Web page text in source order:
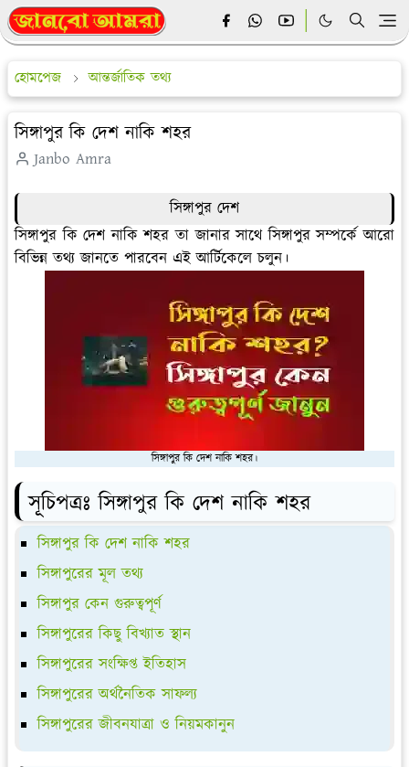
হোমপেজ আন্তর্জাতিক তথ্য
সিঙ্গাপুর কি দেশ নাকি শহর
Janbo Amra
সিঙ্গাপুর দেশ
সিঙ্গাপুর কি দেশ নাকি শহর তা জানার সাথে সিঙ্গাপুর সম্পর্কে আরো
বিভিন্ন তথ্য জানতে পারবেন এই আর্টিকেলে চলুন।
সিঙ্গাপুর কি দেশ নাকি শহর।
সূচিপত্রঃ সিঙ্গাপুর কি দেশ নাকি শহর
সিঙ্গাপুর কি দেশ নাকি শহর
সিঙ্গাপুরের মূল তথ্য
সিঙ্গাপুর কেন গুরুত্বপূর্ণ
সিঙ্গাপুরের কিছু বিখ্যাত স্থান
সিঙ্গাপুরের সংক্ষিপ্ত ইতিহাস
সিঙ্গাপুরের অর্থনৈতিক সাফল্য
সিঙ্গাপুরের জীবনযাত্রা ও নিয়মকানুন